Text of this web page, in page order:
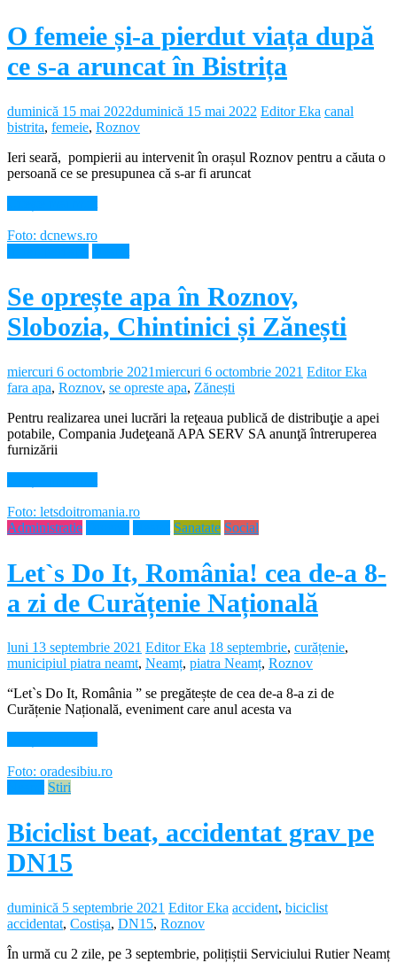
O femeie și-a pierdut viața după
ce s-a aruncat în Bistrița
duminică 15 mai 2022duminică 15 mai 2022 Editor Eka canal
bistrita, femeie, Roznov
Ieri seară, pompierii au intervenit în orașul Roznov pentru a căuta o
persoană ce se presupunea că s-ar fi aruncat
Foto: dcnews.ro
Se oprește apa în Roznov,
Slobozia, Chintinici și Zănești
miercuri 6 octombrie 2021miercuri 6 octombrie 2021 Editor Eka
fara apa, Roznov, se opreste apa, Zănești
Pentru realizarea unei lucrări la reţeaua publică de distribuţie a apei
potabile, Compania Judeţeană APA SERV SA anunţă întreruperea
furnizării
Foto: letsdoitromania.ro
Administratie
Sanatate Social
Let`s Do It, România! cea de-a 8-
a zi de Curățenie Națională
luni 13 septembrie 2021 Editor Eka 18 septembrie, curățenie,
municipiul piatra neamt, Neamț, piatra Neamț, Roznov
“Let`s Do It, România ” se pregătește de cea de-a 8-a zi de
Curățenie Națională, eveniment care anul acesta va
Foto: oradesibiu.ro
Stiri
Biciclist beat, accidentat grav pe
DN15
duminică 5 septembrie 2021 Editor Eka accident, biciclist
accidentat, Costișa, DN15, Roznov
În urmă cu 2 zile, pe 3 septembrie, polițiștii Serviciului Rutier Neamț